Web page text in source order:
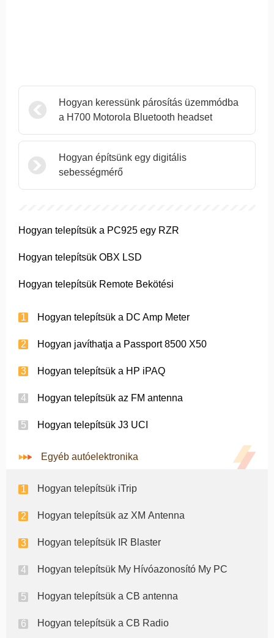
Hogyan keressünk párosítás üzemmódba
a H700 Motorola Bluetooth headset
Hogyan építsünk egy digitális
sebességmérő
Hogyan telepítsük a PC925 egy RZR
Hogyan telepítsük OBX LSD
Hogyan telepítsük Remote Bekötési
Hogyan telepítsük a DC Amp Meter
Hogyan javíthatja a Passport 8500 X50
Hogyan telepítsük a HP iPAQ
Hogyan telepítsük az FM antenna
Hogyan telepítsük J3 UCI
Egyéb autóelektronika
Hogyan telepítsük iTrip
Hogyan telepítsük az XM Antenna
Hogyan telepítsük IR Blaster
Hogyan telepítsük My Hívóazonosító My PC
Hogyan telepítsük a CB antenna
Hogyan telepítsük a CB Radio